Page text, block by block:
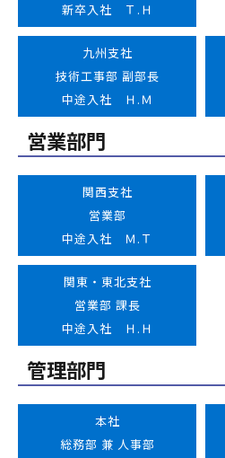
新卒入社 Ｔ.Ｈ
九州支社
技術工事部 副部長
中途入社 Ｈ.Ｍ
営業部門
関西支社
営業部
中途入社 Ｍ.Ｔ
関東・東北支社
営業部 課長
中途入社 Ｈ.Ｈ
管理部門
本社
総務部 兼 人事部